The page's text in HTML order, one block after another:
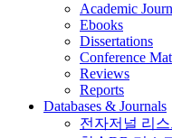
Academic
Ebooks
Dissertations
Conference
Reviews
Reports
Databases & Journals
전자저널 리스